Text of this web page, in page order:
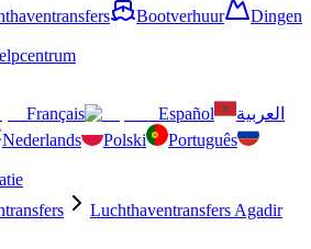
Bootverhuur
Dingen
Français Español
العربية
Nederlands Polski
Português
Luchthaventransfers Agadir